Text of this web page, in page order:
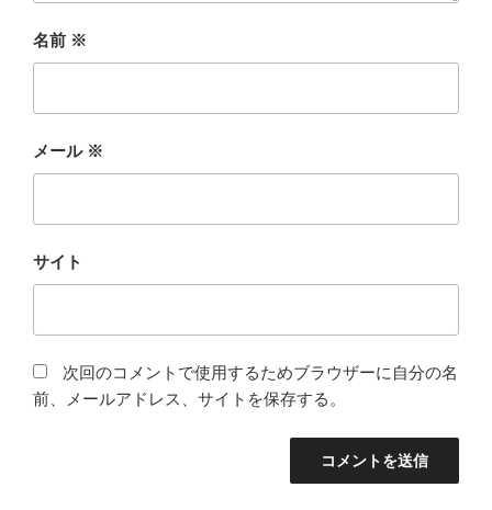
名前 ※
メール ※
サイト
次回のコメントで使用するためブラウザーに自分の名
前、メールアドレス、サイトを保存する。